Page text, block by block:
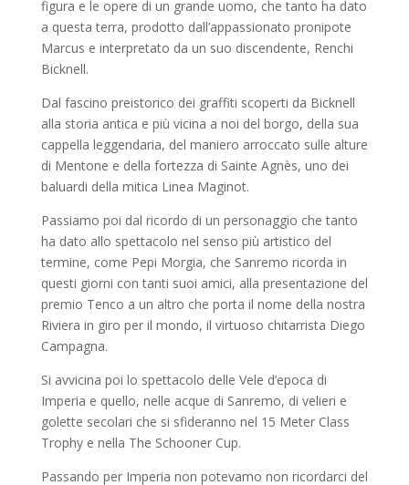
figura e le opere di un grande uomo, che tanto ha dato
a questa terra, prodotto dall’appassionato pronipote
Marcus e interpretato da un suo discendente, Renchi
Bicknell.
Dal fascino preistorico dei graffiti scoperti da Bicknell
alla storia antica e più vicina a noi del borgo, della sua
cappella leggendaria, del maniero arroccato sulle alture
di Mentone e della fortezza di Sainte Agnès, uno dei
baluardi della mitica Linea Maginot.
Passiamo poi dal ricordo di un personaggio che tanto
ha dato allo spettacolo nel senso più artistico del
termine, come Pepi Morgia, che Sanremo ricorda in
questi giorni con tanti suoi amici, alla presentazione del
premio Tenco a un altro che porta il nome della nostra
Riviera in giro per il mondo, il virtuoso chitarrista Diego
Campagna.
Si avvicina poi lo spettacolo delle Vele d’epoca di
Imperia e quello, nelle acque di Sanremo, di velieri e
golette secolari che si sfideranno nel 15 Meter Class
Trophy e nella The Schooner Cup.
Passando per Imperia non potevamo non ricordarci del